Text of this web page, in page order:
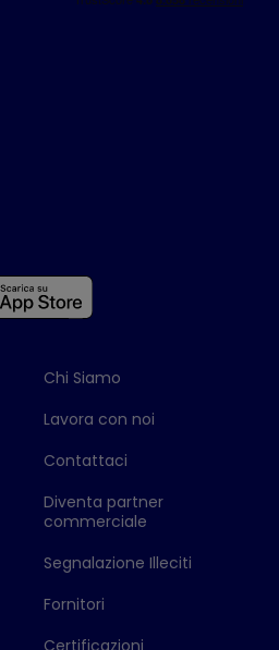
Chi Siamo
Lavora con noi
Contattaci
Diventa partner
commerciale
Segnalazione Illeciti
Fornitori